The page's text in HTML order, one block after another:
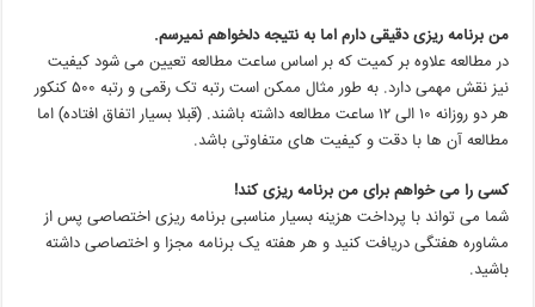
من برنامه ریزی دقیقی دارم اما به نتیجه دلخواهم نمیرسم.
در مطالعه علاوه بر کمیت که بر اساس ساعت مطالعه تعیین می شود کیفیت
نیز نقش مهمی دارد. به طور مثال ممکن است رتبه تک رقمی و رتبه ۵۰۰ کنکور
هر دو روزانه ۱۰ الی ۱۲ ساعت مطالعه داشته باشند. (قبلا بسیار اتفاق افتاده) اما
مطالعه آن ها با دقت و کیفیت های متفاوتی باشد.
کسی را می خواهم برای من برنامه ریزی کند!
شما می تواند با پرداخت هزینه بسیار مناسبی برنامه ریزی اختصاصی پس از
مشاوره هفتگی دریافت کنید و هر هفته یک برنامه مجزا و اختصاصی داشته
باشید.